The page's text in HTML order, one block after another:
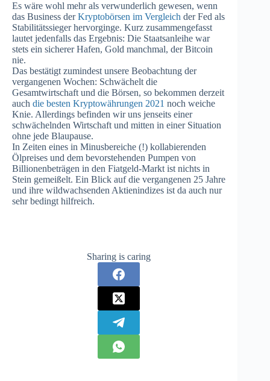
Es wäre wohl mehr als verwunderlich gewesen, wenn
das Business derKryptobörsen im Vergleich der Fed als
Stabilitätssieger hervorginge. Kurz zusammengefasst
lautet jedenfalls das Ergebnis: Die Staatsanleihe war
stets ein sicherer Hafen, Gold manchmal, der Bitcoin
nie.
Das bestätigt zumindest unsere Beobachtung der
vergangenen Wochen: Schwächelt die
Gesamtwirtschaft und die Börsen, so bekommen derzeit
auch die besten Kryptowährungen 2021 noch weiche
Knie. Allerdings befinden wir uns jenseits einer
schwächelnden Wirtschaft und mitten in einer Situation
ohne jede Blaupause.
In Zeiten eines in Minusbereiche (!) kollabierenden
Ölpreises und dem bevorstehenden Pumpen von
Billionenbeträgen in den Fiatgeld-Markt ist nichts in
Stein gemeißelt. Ein Blick auf die vergangenen 25 Jahre
und ihre wildwachsenden Aktienindizes ist da auch nur
sehr bedingt hilfreich.
Sharing is caring